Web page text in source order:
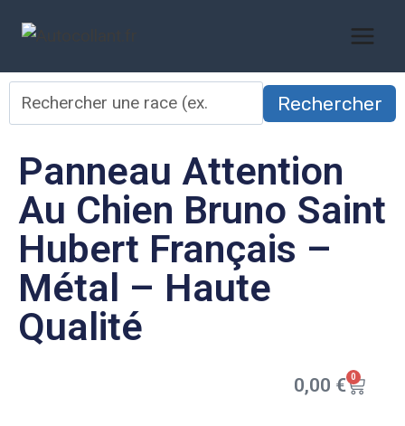
Rechercher
Panneau Attention
Au Chien Bruno Saint
Hubert Français –
Métal – Haute
Qualité
0,00 € 0